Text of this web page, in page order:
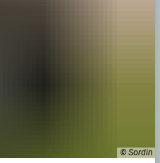
© Sordin